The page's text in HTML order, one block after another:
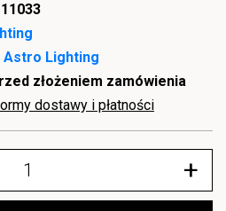
Astro Lighting
złożeniem zamówienia
dostawy i płatności
+